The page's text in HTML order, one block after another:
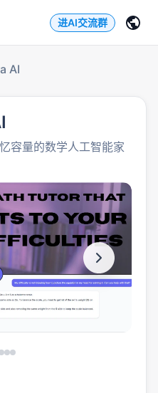
进AI交流群
AI
容量的数学人工智能家